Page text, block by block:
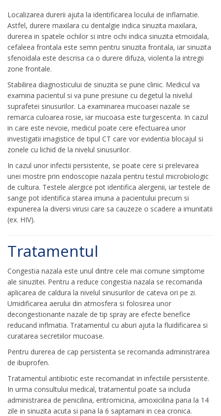
Localizarea durerii ajuta la identificarea locului de inflamatie.
Astfel, durere maxilara cu dentalgie indica sinuzita maxilara,
durerea in spatele ochilor si intre ochi indica sinuzita etmoidala,
cefaleea frontala este semn pentru sinuzita frontala, iar sinuzita
sfenoidala este descrisa ca o durere difuza, violenta la intregii
zone frontale.
Stabilirea diagnosticului de sinuzita se pune clinic. Medicul va
examina pacientul si va pune presiune cu degetul la nivelul
suprafetei sinusurilor. La examinarea mucoasei nazale se
remarca culoarea rosie, iar mucoasa este turgescenta. In cazul
in care este nevoie, medicul poate cere efectuarea unor
investigatii imagistice de tipul CT care vor evidentia blocajul si
zonele cu lichid de la nivelul sinusurilor.
In cazul unor infectii persistente, se poate cere si prelevarea
unei mostre prin endoscopie nazala pentru testul microbiologic
de cultura. Testele alergice pot identifica alergenii, iar testele de
sange pot identifica starea imuna a pacientului precum si
expunerea la diversi virusi care sa cauzeze o scadere a imunitatii
(ex. HIV).
Tratamentul
Congestia nazala este unul dintre cele mai comune simptome
ale sinuzitei. Pentru a reduce congestia nazala se recomanda
aplicarea de caldura la nivelul sinusurilor de cateva ori pe zi.
Umidificarea aerului din atmosfera si folosirea unor
decongestionante nazale de tip spray are efecte benefice
reducand inflmatia. Tratamentul cu aburi ajuta la fluidificarea si
curatarea secretiilor mucoase.
Pentru durerea de cap persistenta se recomanda administrarea
de ibuprofen.
Tratamentul antibiotic este recomandat in infectiile persistente.
In urma consultului medical, tratamentul poate sa includa
administrarea de penicilina, eritromicina, amoxicilina pana la 14
zile in sinuzita acuta si pana la 6 saptamani in cea cronica.